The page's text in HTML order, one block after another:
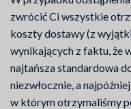
zwrócić Ci wszystkie
koszty dostawy (z
wynikających z faktu, że
najtańsza standardowa
niezwłocznie, a
w którym otrzymaliśmy